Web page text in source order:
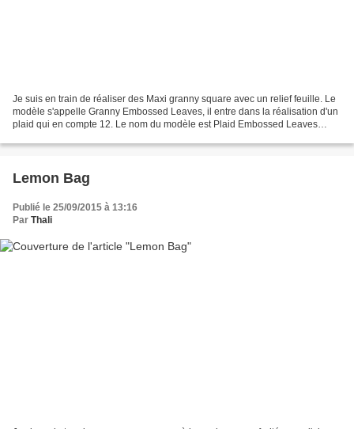
Je suis en train de réaliser des Maxi granny square avec un relief feuille. Le
modèle s'appelle Granny Embossed Leaves, il entre dans la réalisation d'un
plaid qui en compte 12. Le nom du modèle est Plaid Embossed Leaves
Lemon Bag
Publié le 25/09/2015 à 13:16
Par Thali